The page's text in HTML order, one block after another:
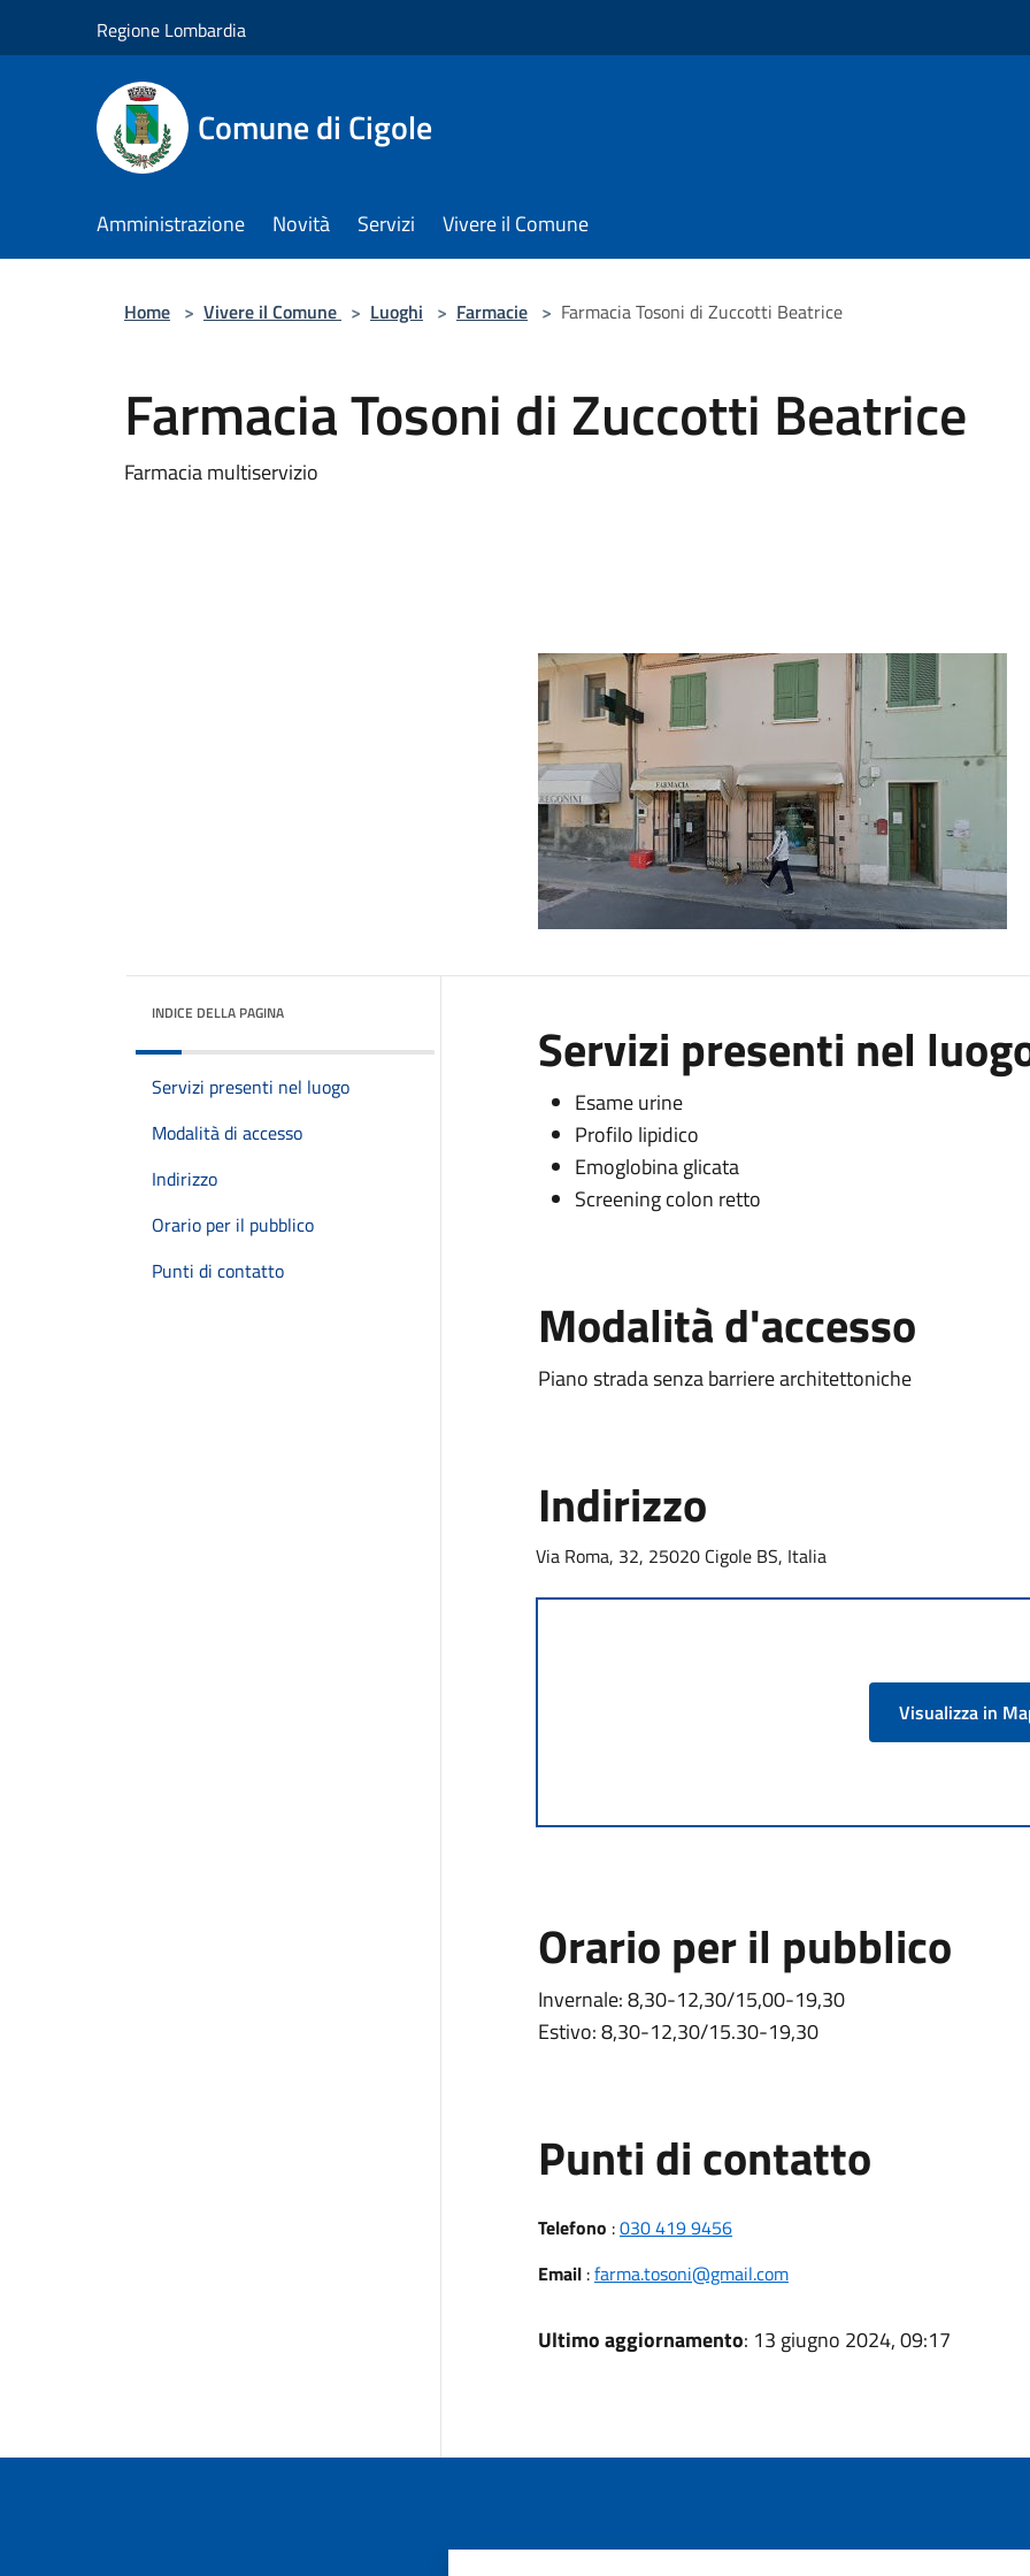
Regione Lombardia
Comune di Cigole
Amministrazione Novità Servizi Vivere il Comune
Home > Vivere il Comune > Luoghi > Farmacie > Farmacia Tosoni di Zuccotti Beatrice
Farmacia Tosoni di Zuccotti Beatrice
Farmacia multiservizio
INDICE DELLA PAGINA
Servizi presenti nel luogo
Modalità di accesso
Indirizzo
Orario per il pubblico
Punti di contatto
Servizi presenti nel
Esame urine
Profilo lipidico
Emoglobina glicata
Screening colon retto
Modalità d'accesso
Piano strada senza barriere architettoniche
Indirizzo
Via Roma, 32, 25020 Cigole BS, Italia
Visualizza in
Orario per il pubblico
Invernale: 8,30-12,30/15,00-19,30
Estivo: 8,30-12,30/15.30-19,30
Punti di contatto
Telefono :030 419 9456
Email:farma.tosoni@gmail.com
Ultimo aggiornamento: 13 giugno 2024, 09:17